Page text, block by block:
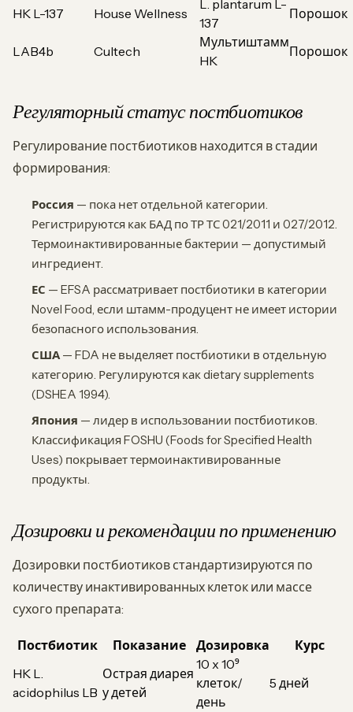
HK L-137 House Wellness
L. plantarum L-
137
Порошок
LAB4b Cultech
Мультиштамм
HK
Порошок
Регуляторный статус постбиотиков
Регулирование постбиотиков находится в стадии
формирования:
Россия — пока нет отдельной категории.
Регистрируются как БАД по ТР ТС 021/2011 и 027/2012.
Термоинактивированные бактерии — допустимый
ингредиент.
ЕС — EFSA рассматривает постбиотики в категории
Novel Food, если штамм-продуцент не имеет истории
безопасного использования.
США— FDA не выделяет постбиотики в отдельную
категорию. Регулируются как dietary supplements
(DSHEA 1994).
Япония — лидер в использовании постбиотиков.
Классификация FOSHU (Foods for Specified Health
Uses) покрывает термоинактивированные
продукты.
Дозировки и рекомендации по применению
Дозировки постбиотиков стандартизируются по
количеству инактивированных клеток или массе
сухого препарата:
Постбиотик Показание Дозировка
Курс
HK L.
acidophilus LB
Острая диарея
у детей
10 x 10⁹
клеток/
день
5 дней